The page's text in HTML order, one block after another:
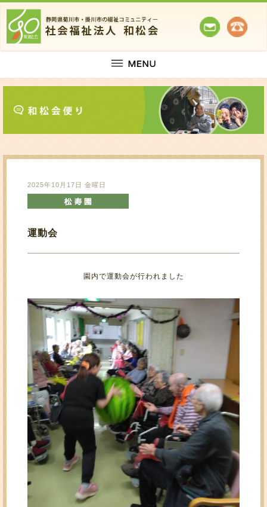
2025年10月17日 金曜日
運動会
園内で運動会が行われました